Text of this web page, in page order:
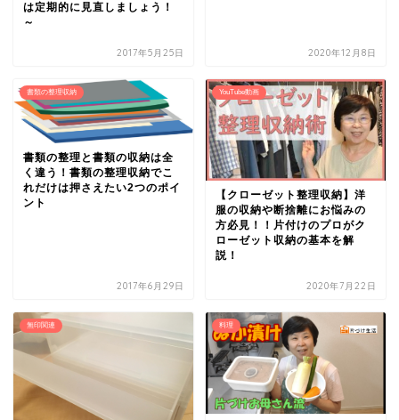
は定期的に見直しましょう！
～
2017年5月25日 2020年12月8日
書類の整理収納
書類の整理と書類の収納は全
く違う！書類の整理収納でこ
れだけは押さえたい2つのポイ
ント
2017年6月29日
YouTube動画
【クローゼット整理収納】洋
服の収納や断捨離にお悩みの
方必見！！片付けのプロがク
ローゼット収納の基本を解
説！
2020年7月22日
無印関連 料理